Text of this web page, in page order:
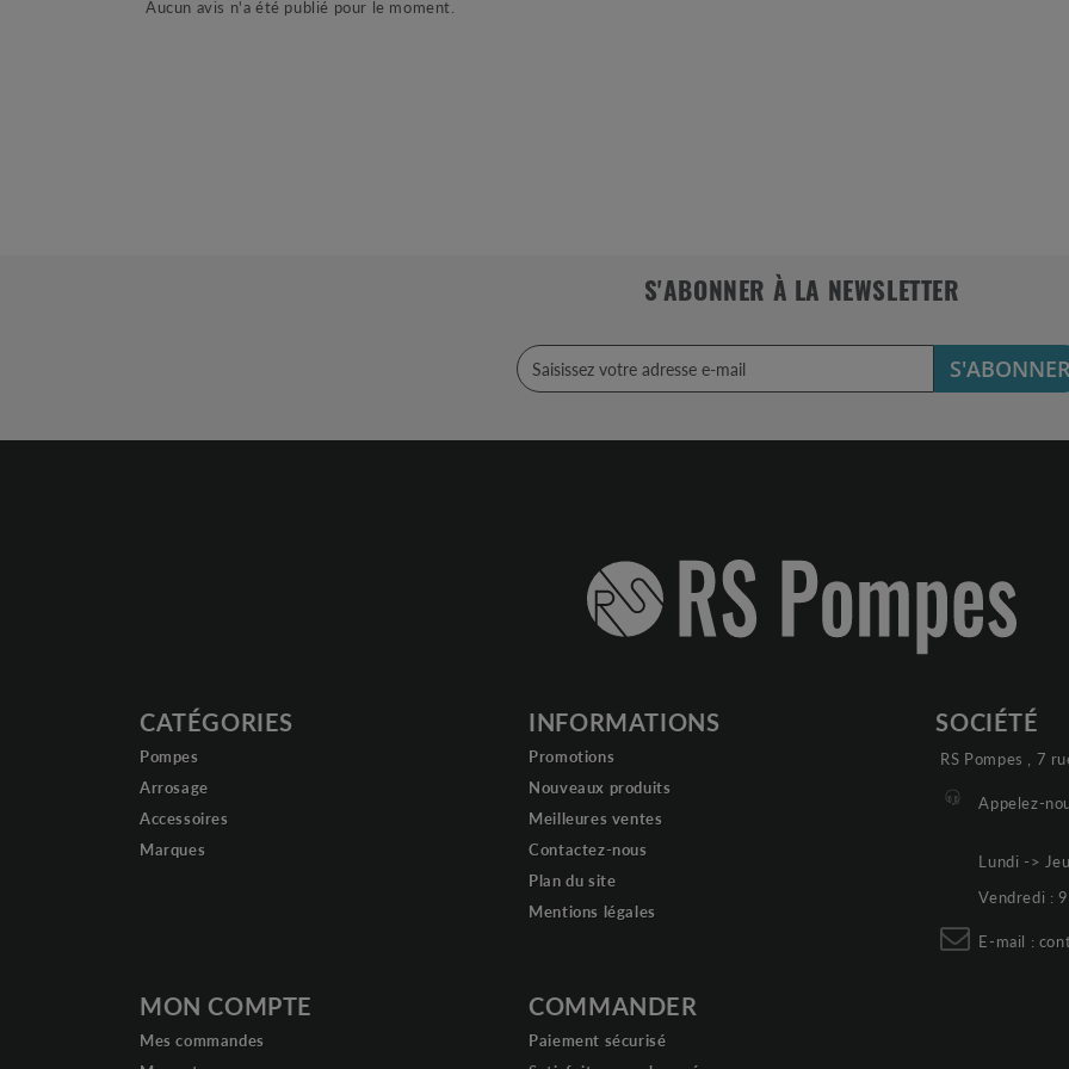
Aucun avis n'a été publié pour le moment.
S'ABONNER À LA NEWSLETTER
CATÉGORIES
Pompes
Arrosage
Accessoires
Marques
INFORMATIONS
Promotions
Nouveaux produits
Meilleures ventes
Contactez-nous
Plan du site
Mentions légales
MON COMPTE
Mes commandes
COMMANDER
Paiement sécurisé
SOCIÉTÉ
RS Pompes , 7
Appelez-
Lundi ->
Vendredi :
E-mail :